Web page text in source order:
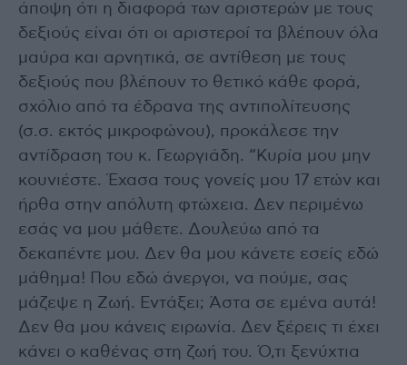
άποψη ότι η διαφορά των αριστερών με τους
δεξιούς είναι ότι οι αριστεροί τα βλέπουν όλα
μαύρα και αρνητικά, σε αντίθεση με τους
δεξιούς που βλέπουν το θετικό κάθε φορά,
σχόλιο από τα έδρανα της αντιπολίτευσης
(σ.σ. εκτός μικροφώνου), προκάλεσε την
αντίδραση του κ. Γεωργιάδη. “Κυρία μου μην
κουνιέστε. Έχασα τους γονείς μου 17 ετών και
ήρθα στην απόλυτη φτώχεια. Δεν περιμένω
εσάς να μου μάθετε. Δουλεύω από τα
δεκαπέντε μου. Δεν θα μου κάνετε εσείς εδώ
μάθημα! Που εδώ άνεργοι, να πούμε, σας
μάζεψε η Ζωή. Εντάξει; Άστα σε εμένα αυτά!
Δεν θα μου κάνεις ειρωνία. Δεν ξέρεις τι έχει
κάνει ο καθένας στη ζωή του. Ό,τι ξενύχτια